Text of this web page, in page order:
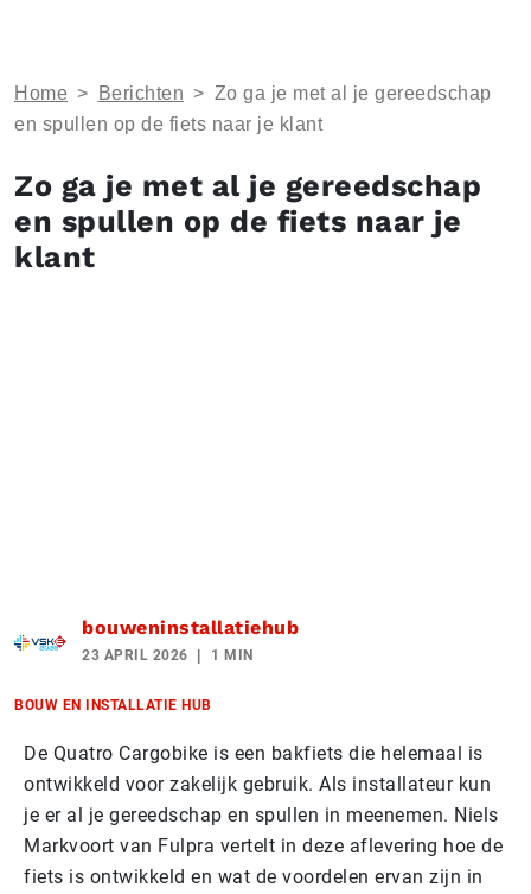
Home > Berichten > Zo ga je met al je gereedschap
en spullen op de fiets naar je klant
Zo ga je met al je gereedschap
en spullen op de fiets naar je
klant
bouweninstallatiehub
23 APRIL 2026 1 MIN
BOUW EN INSTALLATIE HUB
De Quatro Cargobike is een bakfiets die helemaal is
ontwikkeld voor zakelijk gebruik. Als installateur kun
je er al je gereedschap en spullen in meenemen. Niels
Markvoort van Fulpra vertelt in deze aflevering hoe de
fiets is ontwikkeld en wat de voordelen ervan zijn in